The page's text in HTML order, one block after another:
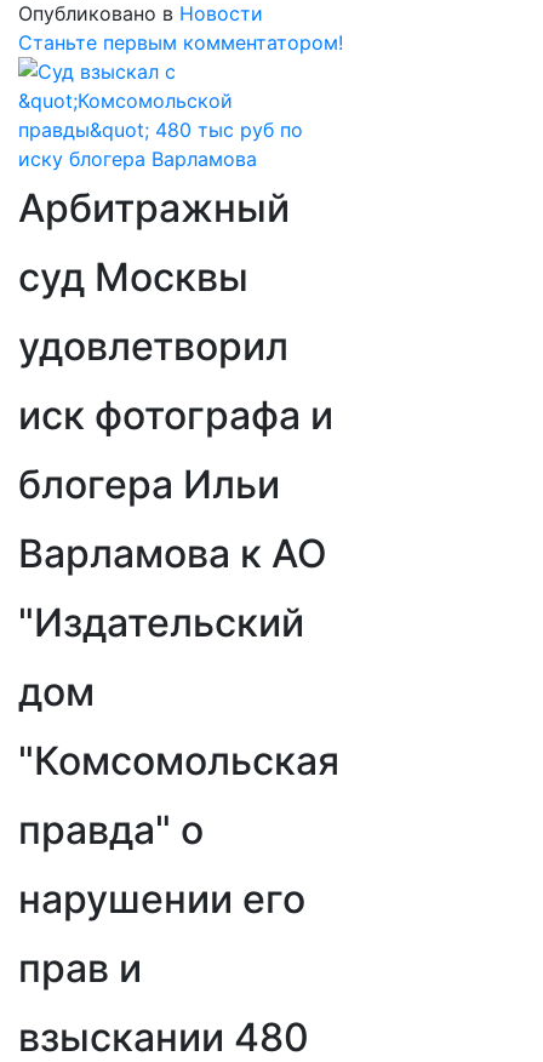
Опубликовано в Новости
Станьте первым комментатором!
Арбитражный
суд Москвы
удовлетворил
иск фотографа и
блогера Ильи
Варламова к АО
"Издательский
дом
"Комсомольская
правда" о
нарушении его
прав и
взыскании 480